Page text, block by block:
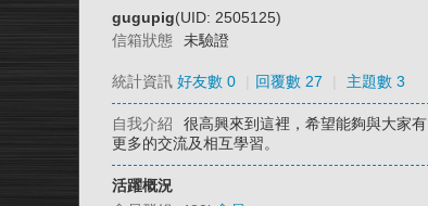
gugupig(UID: 2505125)
信箱狀態
未驗證
統計資訊 好友數 0 回覆數 27 主題數 3
自我介紹
很高興來到這裡，希望能夠與大家有
更多的交流及相互學習。
活躍概況